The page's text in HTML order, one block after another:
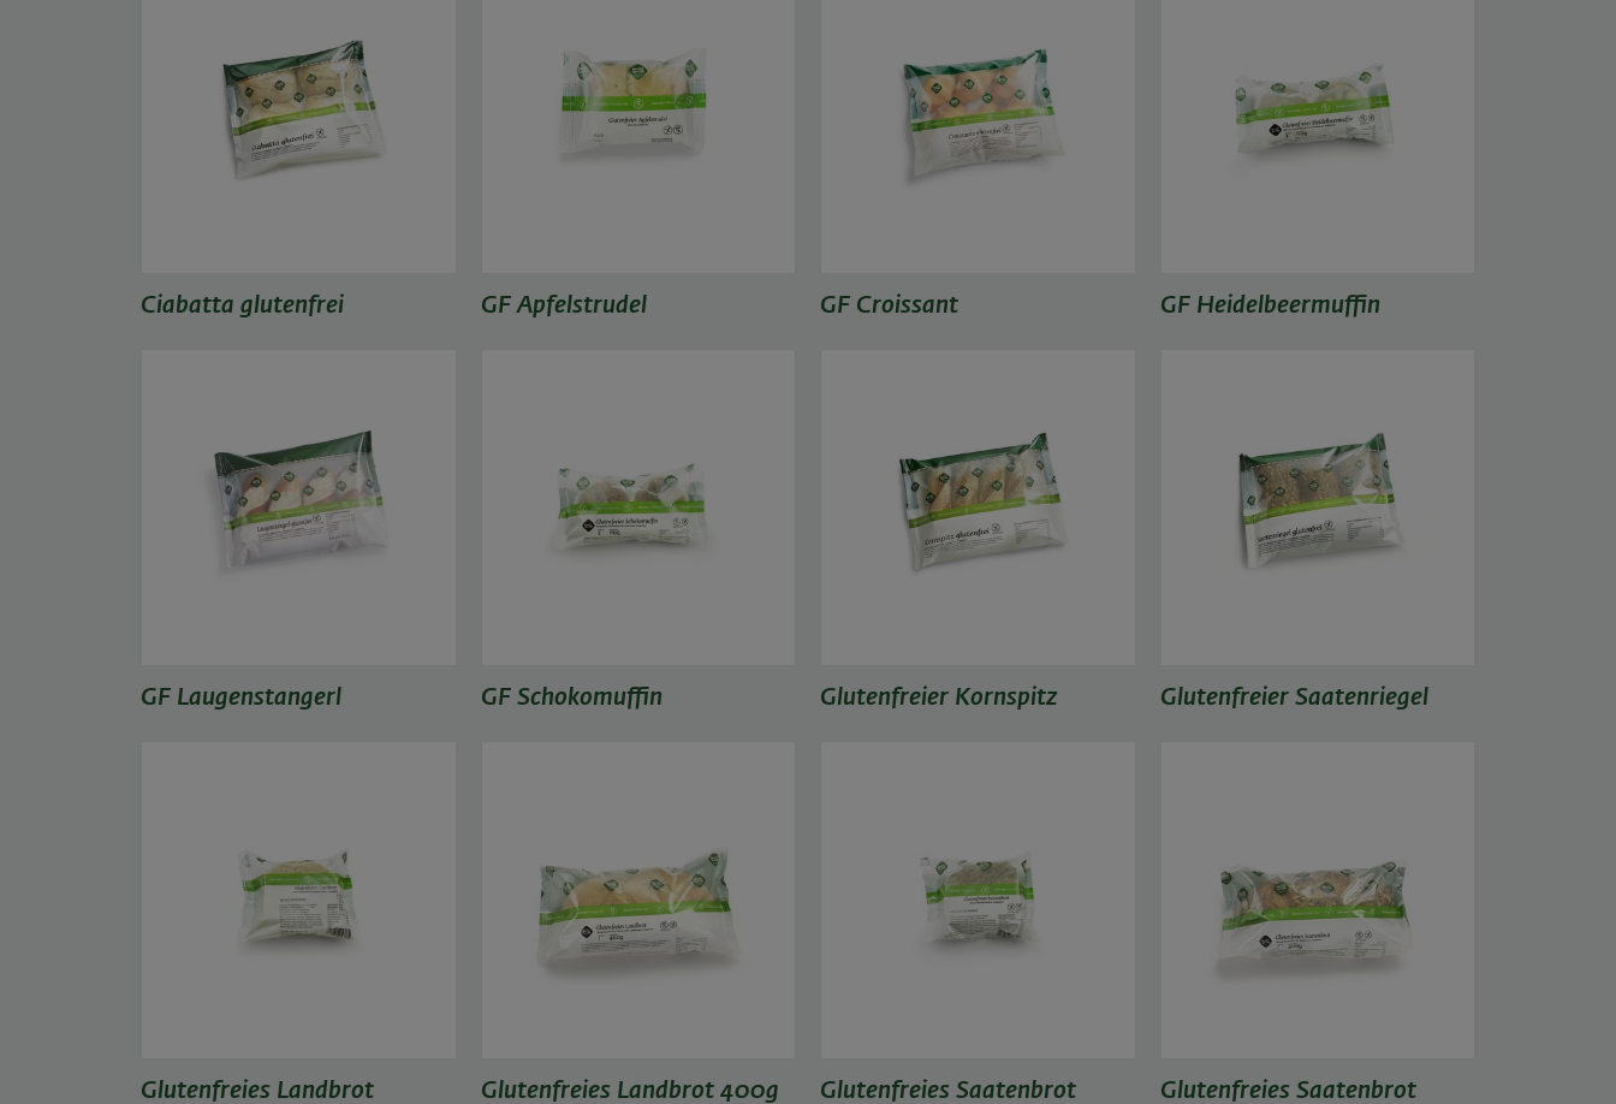
Ciabatta glutenfrei GF Apfelstrudel GF Croissant GF Heidelbeermuffin
GF Laugenstangerl GF Schokomuffin Glutenfreier Kornspitz Glutenfreier Saatenriegel
Glutenfreies Landbrot Glutenfreies Landbrot 400g Glutenfreies Saatenbrot
Glutenfreies Saatenbrot